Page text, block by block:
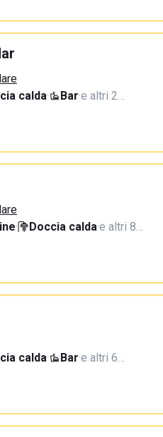
calda· Bar·e altri 2…
· Doccia calda·e altri 8…
calda· Bar·e altri 6…